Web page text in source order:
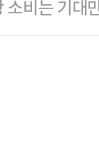
겠다고 밝
벌였던 유
포구 MBC
비는 기대
서울 외